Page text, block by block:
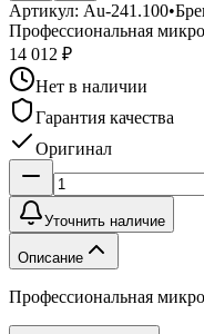
Артикул: Au-241.100•
Профессиональная
14 012 ₽
Нет в наличии
Гарантия качества
Оригинал
Уточнить наличие
Описание
Профессиональная